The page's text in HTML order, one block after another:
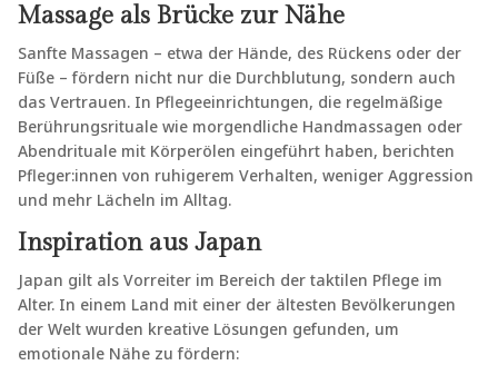
Massage als Brücke zur Nähe
Sanfte Massagen – etwa der Hände, des Rückens oder der
Füße – fördern nicht nur die Durchblutung, sondern auch
das Vertrauen. In Pflegeeinrichtungen, die regelmäßige
Berührungsrituale wie morgendliche Handmassagen oder
Abendrituale mit Körperölen eingeführt haben, berichten
Pfleger:innen von ruhigerem Verhalten, weniger Aggression
und mehr Lächeln im Alltag.
Inspiration aus Japan
Japan gilt als Vorreiter im Bereich der taktilen Pflege im
Alter. In einem Land mit einer der ältesten Bevölkerungen
der Welt wurden kreative Lösungen gefunden, um
emotionale Nähe zu fördern: